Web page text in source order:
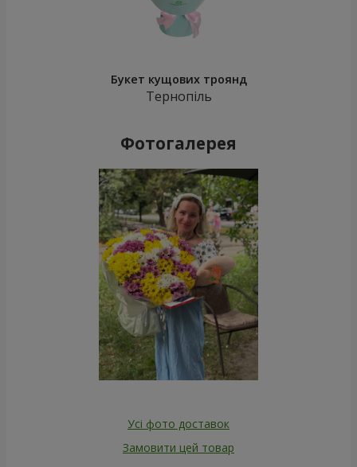
Букет кущових троянд
Тернопіль
Фотогалерея
Усі фото доставок
Замовити цей товар